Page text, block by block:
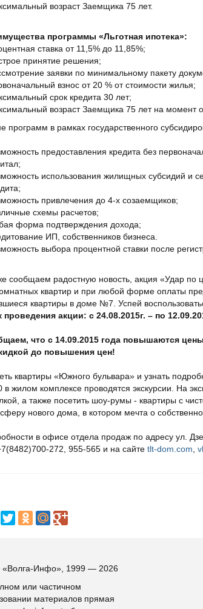
возраст Заемщика 75 лет.
программы «Льготная ипотека»:
ставка от 11,5% до 11,85%;
принятие решения;
заявки по минимальному пакету
взнос от 20 % от стоимости жилья;
срок кредита 30 лет;
возраст Заемщика 75 лет на момент
программ в рамках государственного
предоставления кредита без
использования жилищных субсидий и
привлечения до 4-х созаемщиков;
схемы расчетов;
форма подтверждения дохода;
ИП, собственников бизнеса.
выбора процентной ставки после
сообщаем радостную новость, акция «Удар по
квартир и при любой форме оплаты
квартиры в доме №7. Успей
проведения акции: с 24.08.2015г. – по
что с 14.09.2015 года повышаются
до повышения цен!
квартиры «Южного бульвара» и узнать
в жилом комплексе проводятся экскурсии. На
а также посетить шоу-румы - квартиры с
нового дома, в котором мечта о
в офисе отдела продаж по адресу ул.
272, 955-565 и на сайте tlt-dom.com
Инфо», 1999 — 2026
или частичном
материалов прямая